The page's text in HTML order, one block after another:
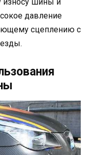
износу шины и
давление
сцеплению с